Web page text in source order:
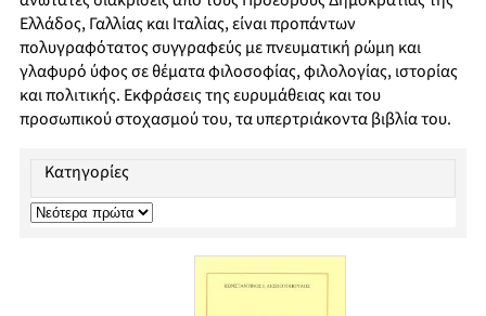
Ελλάδος, Γαλλίας και Ιταλίας, είναι προπάντων
πολυγραφότατος συγγραφεύς με πνευματική ρώμη και
γλαφυρό ύφος σε θέματα φιλοσοφίας, φιλολογίας, ιστορίας
και πολιτικής. Εκφράσεις της ευρυμάθειας και του
προσωπικού στοχασμού του, τα υπερτριάκοντα βιβλία του.
Κατηγορίες